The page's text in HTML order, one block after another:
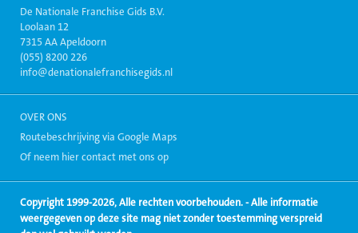
De Nationale Franchise Gids B.V.
Loolaan 12
7315 AA Apeldoorn
(055) 8200 226
info@denationalefranchisegids.nl
OVER ONS
Routebeschrijving via Google Maps
Of neem hier contact met ons op
Copyright 1999-2026, Alle rechten voorbehouden. - Alle informatie
weergegeven op deze site mag niet zonder toestemming verspreid